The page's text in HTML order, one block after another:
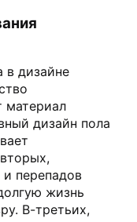
в дизайне
материал
дизайн пола
и перепадов
жизнь
В-третьих,